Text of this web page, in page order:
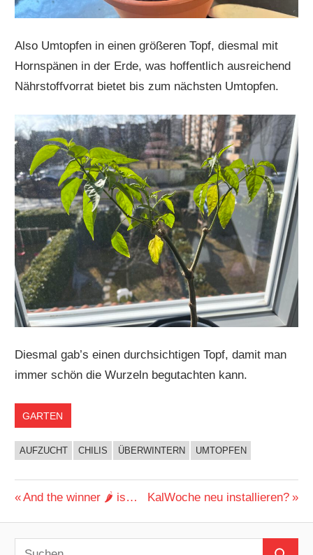
Also Umtopfen in einen größeren Topf, diesmal mit
Hornspänen in der Erde, was hoffentlich ausreichend
Nährstoffvorrat bietet bis zum nächsten Umtopfen.
Diesmal gab’s einen durchsichtigen Topf, damit man
immer schön die Wurzeln begutachten kann.
GARTEN
AUFZUCHT CHILIS ÜBERWINTERN UMTOPFEN
Beitragsnavigation
Vorheriger
And the winner 🌶 is…
Nächster
KalWoche neu installieren?
Suchen